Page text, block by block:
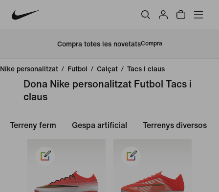
Compra totes les novetatsCompra
Nike personalitzat / Futbol / Calçat / Tacs i claus
Dona Nike personalitzat Futbol Tacs i
claus
Terreny ferm Gespa artificial Terrenys diversos